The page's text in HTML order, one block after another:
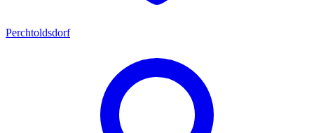
Perchtoldsdorf